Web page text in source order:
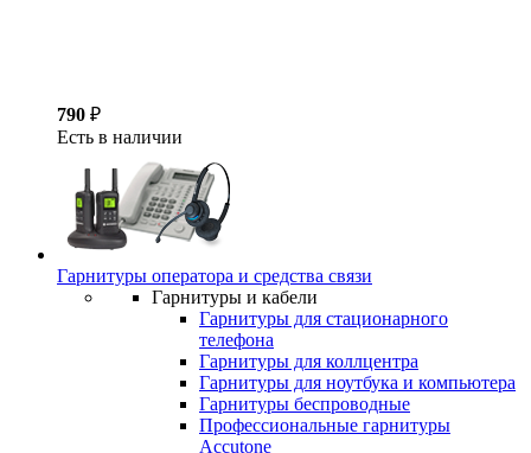
790 ₽
Есть в наличии
Гарнитуры оператора и средства связи
Гарнитуры и кабели
Гарнитуры для стационарного
телефона
Гарнитуры для коллцентра
Гарнитуры для ноутбука и компьютера
Гарнитуры беспроводные
Профессиональные гарнитуры
Accutone